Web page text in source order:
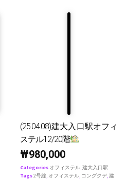
(25.04.08)建大入口駅オフィ
ステル12/20階
₩980,000
Categories オフィステル,建大入口駅
Tags2号線, オフィステル, コングクデ,建